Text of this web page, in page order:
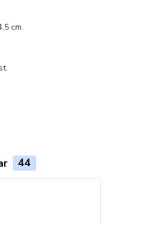
cm.
44